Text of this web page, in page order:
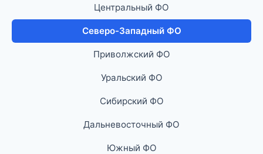
Центральный ФО
Северо-Западный ФО
Приволжский ФО
Уральский ФО
Сибирский ФО
Дальневосточный ФО
Южный ФО